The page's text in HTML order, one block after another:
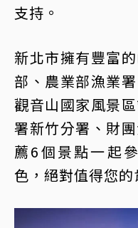
支持。
新北市擁有豐富
部、農業部漁業
觀音山國家風景
署新竹分署、財
薦6個景點一起
色，絕對值得您的